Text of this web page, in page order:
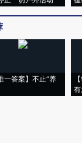
一答案】不止“养
有